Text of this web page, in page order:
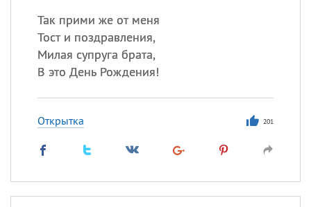
Так прими же от меня
Тост и поздравления,
Милая супруга брата,
В это День Рождения!
Открытка 201